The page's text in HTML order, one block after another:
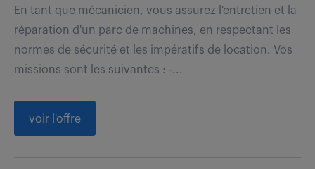
En tant que mécanicien, vous assurez l'entretien et la
réparation d'un parc de machines, en respectant les
normes de sécurité et les impératifs de location. Vos
missions sont les suivantes : -...
voir l'offre